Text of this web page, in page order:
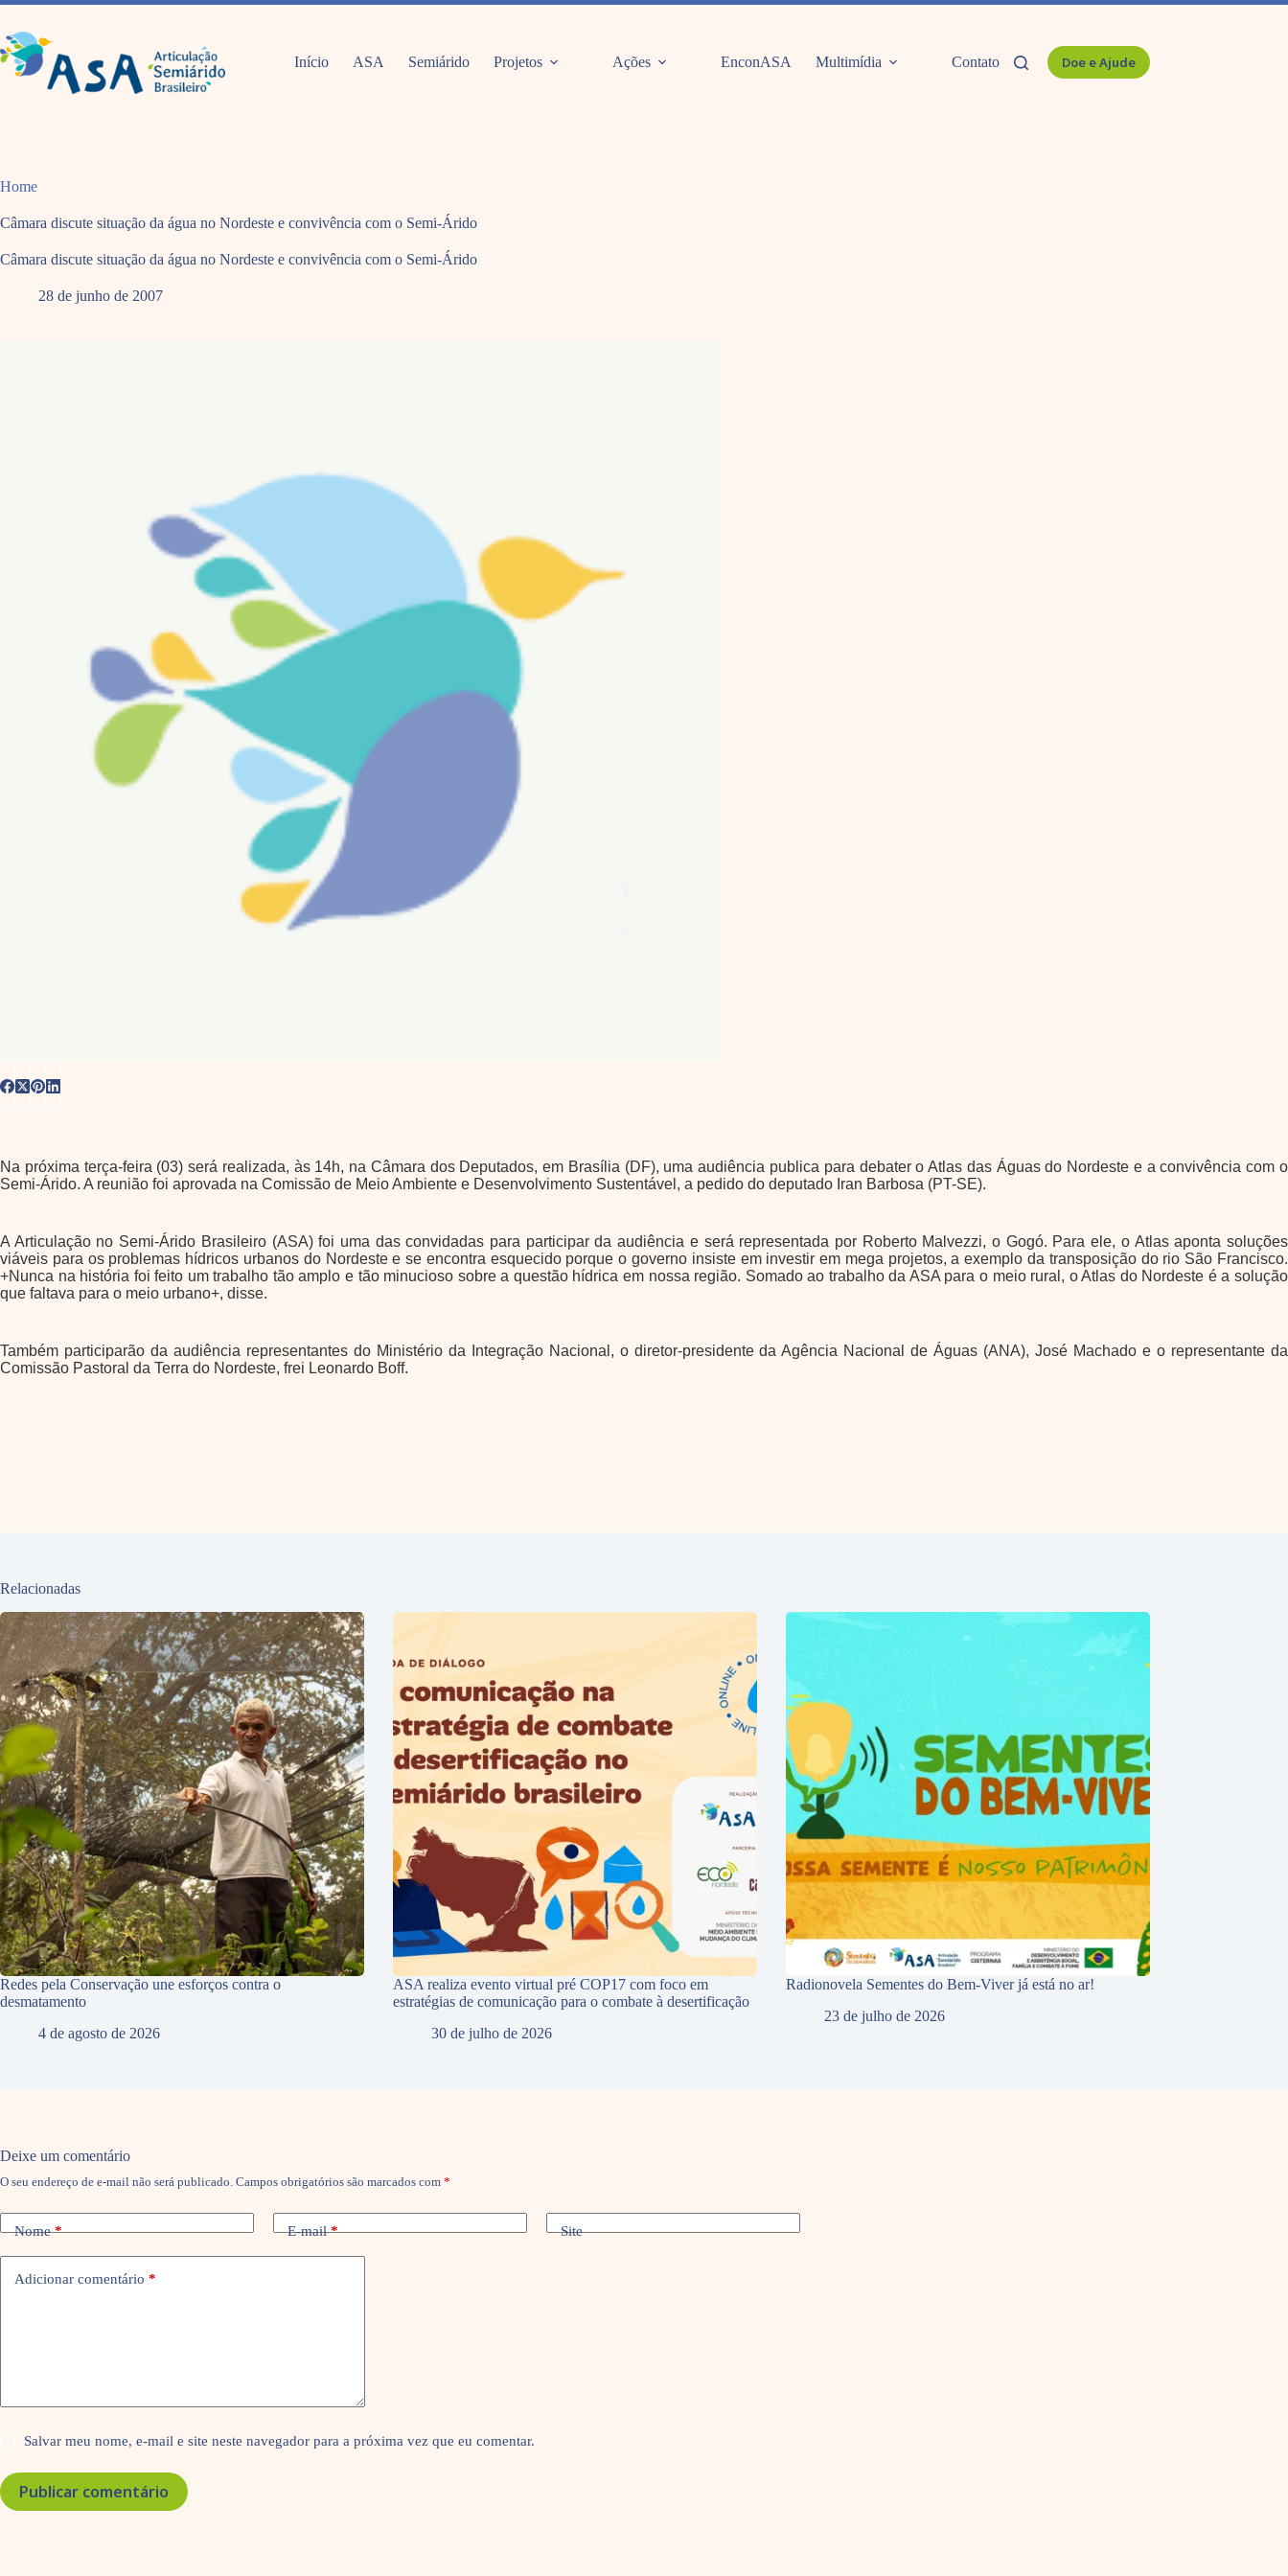
Pular
o
conteúdo
Início ASA Semiárido Projetos Ações EnconASA Multimídia Contato Doe e Ajude
Home
Câmara discute situação da água no Nordeste e convivência com o Semi-Árido
Câmara discute situação da água no Nordeste e convivência com o Semi-Árido
28 de junho de 2007
Na próxima terça-feira (03) será realizada, às 14h, na Câmara dos Deputados, em Brasília (DF), uma audiência publica para debater o Atlas das Águas do Nordeste e a convivência com o
Semi-Árido. A reunião foi aprovada na Comissão de Meio Ambiente e Desenvolvimento Sustentável, a pedido do deputado Iran Barbosa (PT-SE).
A Articulação no Semi-Árido Brasileiro (ASA) foi uma das convidadas para participar da audiência e será representada por Roberto Malvezzi, o Gogó. Para ele, o Atlas aponta soluções
viáveis para os problemas hídricos urbanos do Nordeste e se encontra esquecido porque o governo insiste em investir em mega projetos, a exemplo da transposição do rio São Francisco.
+Nunca na história foi feito um trabalho tão amplo e tão minucioso sobre a questão hídrica em nossa região. Somado ao trabalho da ASA para o meio rural, o Atlas do Nordeste é a solução
que faltava para o meio urbano+, disse.
Também participarão da audiência representantes do Ministério da Integração Nacional, o diretor-presidente da Agência Nacional de Águas (ANA), José Machado e o representante da
Comissão Pastoral da Terra do Nordeste, frei Leonardo Boff.
Relacionadas
Redes pela Conservação une esforços contra o
desmatamento
4 de agosto de 2026
ASA realiza evento virtual pré COP17 com foco em
estratégias de comunicação para o combate à desertificação
30 de julho de 2026
Radionovela Sementes do Bem-Viver já está no ar!
23 de julho de 2026
Deixe um comentário
O seu endereço de e-mail não será publicado. Campos obrigatórios são marcados com *
Nome* E-mail* Site
Adicionar comentário *
Salvar meu nome, e-mail e site neste navegador para a próxima vez que eu comentar.
Publicar comentário